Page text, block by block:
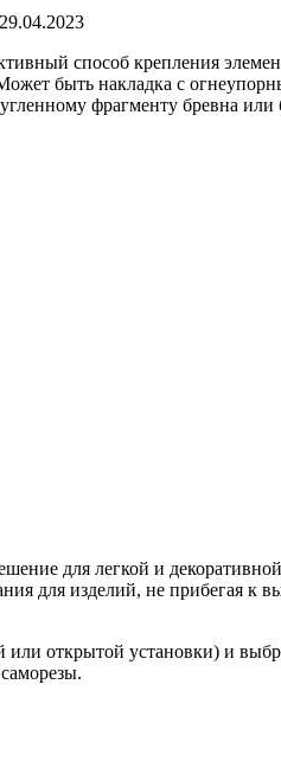
29.04.2023
способ крепления
быть накладка с
фрагменту бревна или
для легкой и
для изделий, не прибегая к
открытой установки) и